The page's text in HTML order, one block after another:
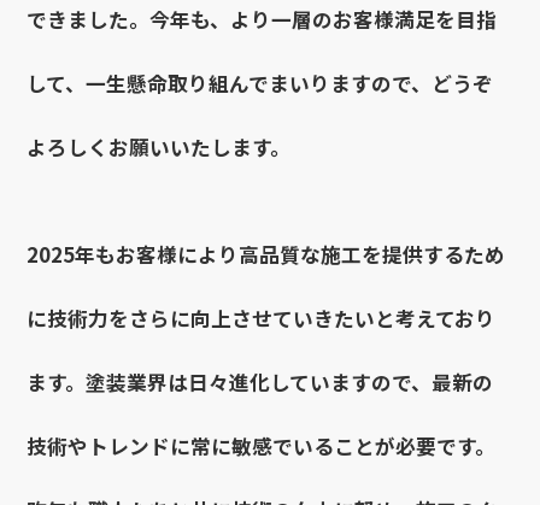
できました。今年も、より一層のお客様満足を目指
して、一生懸命取り組んでまいりますので、どうぞ
よろしくお願いいたします。
2025年もお客様により高品質な施工を提供するため
に技術力をさらに向上させていきたいと考えており
ます。塗装業界は日々進化していますので、最新の
技術やトレンドに常に敏感でいることが必要です。